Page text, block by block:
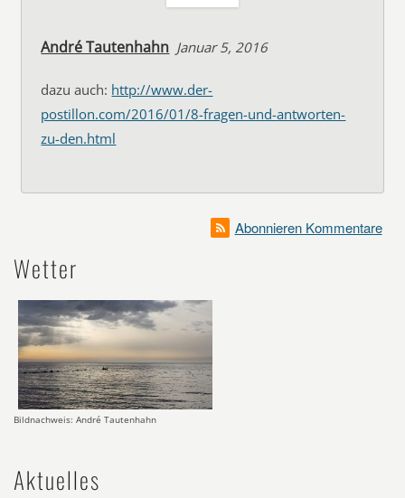
André Tautenhahn Januar 5, 2016
dazu auch: http://www.der-
postillon.com/2016/01/8-fragen-und-antworten-
zu-den.html
Abonnieren Kommentare
Wetter
Bildnachweis: André Tautenhahn
Aktuelles